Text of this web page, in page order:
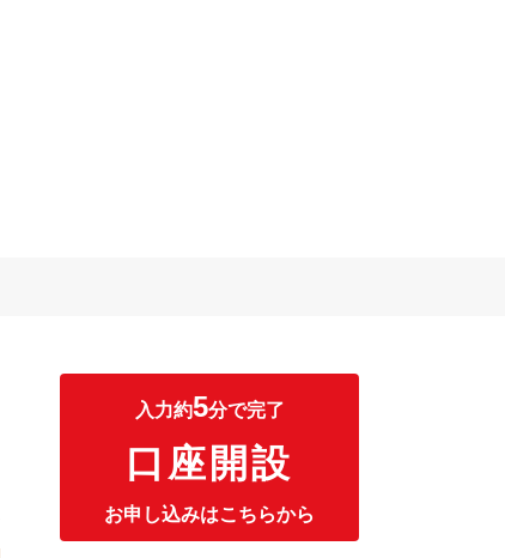
入力約5分で完了
口座開設
お申し込みはこちらから